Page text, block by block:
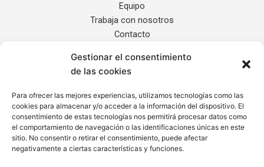
Gestionar el consentimiento
de las cookies
Para ofrecer las mejores experiencias, utilizamos tecnologías como las
cookies para almacenar y/o acceder a la información del dispositivo. El
consentimiento de estas tecnologías nos permitirá procesar datos como
el comportamiento de navegación o las identificaciones únicas en este
sitio. No consentir o retirar el consentimiento, puede afectar
negativamente a ciertas características y funciones.
Equipo
Trabaja con nosotros
Contacto
Servicios
Localización
Internacional
Informe de Transparencia
Aviso Legal